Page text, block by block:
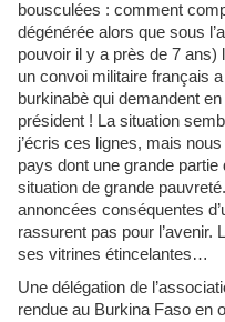
bousculées : comment
dégénérée alors que sous
pouvoir il y a près de 7 ans)
un convoi militaire français
burkinabè qui demandent
président ! La situation
j’écris ces lignes, mais
pays dont une grande
situation de grande
annoncées conséquentes
rassurent pas pour l’avenir.
ses vitrines étincelantes…
Une délégation de
rendue au Burkina Faso en